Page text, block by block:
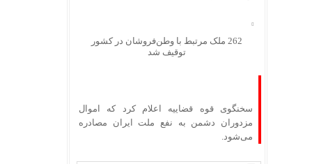
262 ملک مرتبط با وطن‌فروشان در کشور
توقیف شد
سخنگوی قوه قضاییه اعلام کرد که اموال
مزدوران دشمن به نفع ملت ایران مصادره
می‌شود.